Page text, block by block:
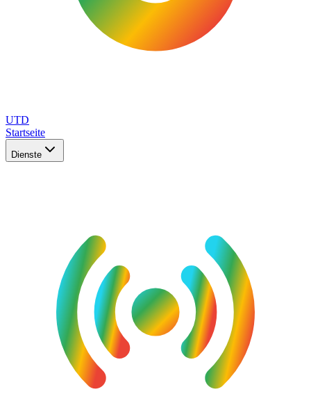
UTD
Startseite
Dienste